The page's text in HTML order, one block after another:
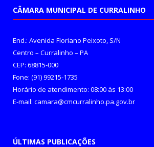
CÂMARA MUNICIPAL DE CURRALINHO
End.: Avenida Floriano Peixoto, S/N
Centro – Curralinho – PA
CEP: 68815-000
Fone: (91) 99215-1735
Horário de atendimento: 08:00 às 13:00
E-mail: camara@cmcurralinho.pa.gov.br
ÚLTIMAS PUBLICAÇÕES